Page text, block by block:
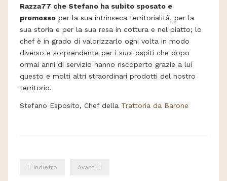
Razza77 che Stefano ha subito sposato e
promosso per la sua intrinseca territorialità, per la
sua storia e per la sua resa in cottura e nel piatto; lo
chef è in grado di valorizzarlo ogni volta in modo
diverso e sorprendente per i suoi ospiti che dopo
ormai anni di servizio hanno riscoperto grazie a lui
questo e molti altri straordinari prodotti del nostro
territorio.
Stefano Esposito, Chef della Trattoria da Barone
Indietro Avanti